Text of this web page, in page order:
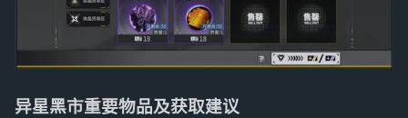
异星黑市重要物品及获取建议